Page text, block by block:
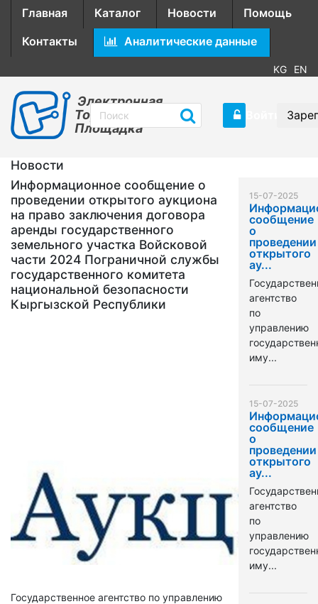
Главная Каталог Новости
Помощь
Контакты
Аналитические данные
KG EN
Электронная
Торговая
Площадка
Новости
Информационное сообщение о
проведении открытого аукциона
на право заключения договора
аренды государственного
земельного участка Войсковой
части 2024 Пограничной службы
государственного комитета
национальной безопасности
Кыргызской Республики
Государственное агентство по управлению
15-07-2025
сообщение
о
проведении
открытого
ау...
агентство
по
управлению
иму...
15-07-2025
сообщение
о
проведении
открытого
ау...
агентство
по
управлению
иму...